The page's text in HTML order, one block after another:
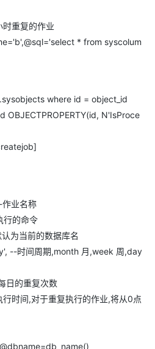
重复的作业
* from syscolum
where id = object_id
N'IsProce
业名称
的命令
为当前的数据库名
--时间周期,month 月,week 周,day
日的重复次数
时间,对于重复执行的作业,将从0点